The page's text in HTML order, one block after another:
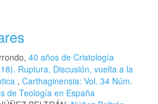
40 años de Cristología
Ruptura, Discusión, vuelta a la
, Carthaginensia: Vol. 34 Núm.
de Teología en España